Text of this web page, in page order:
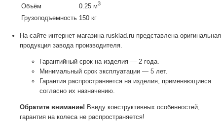
Объём
0.25 м3
Грузоподъемность 150 кг
На сайте интернет-магазина rusklad.ru представлена оригинальная
продукция завода производителя.
Гарантийный срок на изделия — 2 года.
Минимальный срок эксплуатации — 5 лет.
Гарантия распространяется на изделия, применяющиеся
согласно их назначению.
Обратите внимание! Ввиду конструктивных особенностей,
гарантия на колеса не распространяется!